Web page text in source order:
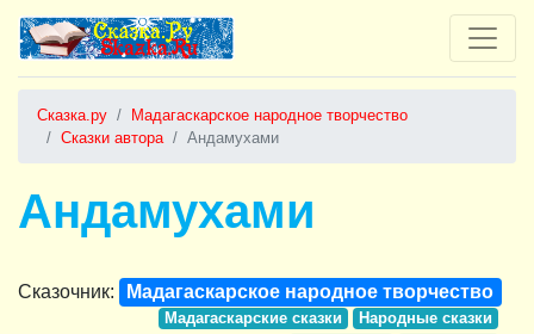
Сказка.ру
Мадагаскарское народное творчество
Сказки автора
Андамухами
Андамухами
Сказочник: Мадагаскарское народное творчество
Мадагаскарские сказки
Народные сказки